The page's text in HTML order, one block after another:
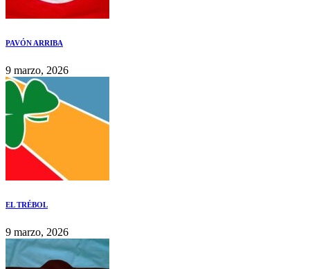
PAVÓN ARRIBA
9 marzo, 2026
EL TRÉBOL
9 marzo, 2026